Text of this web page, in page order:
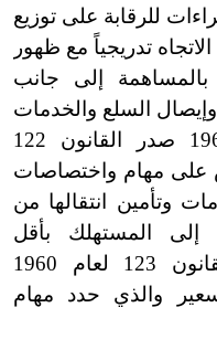
للرقابة على توزيع
تدريجياً مع ظهور
إلى جانب
السلع والخدمات
إلى المستهلك. ففي عام 1960 صدر القانون 122
على مهام واختصاصات
وتأمين انتقالها من
إلى المستهلك بأقل
التكاليف. وصدر بعد ذلك القانون 123 لعام 1960
والذي حدد مهام